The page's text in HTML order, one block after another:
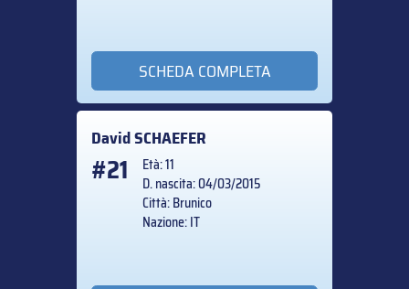
SCHEDA COMPLETA
DavidSCHAEFER
#21
Età: 11
D. nascita: 04/03/2015
Città: Brunico
Nazione: IT